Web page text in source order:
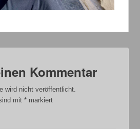
Kommentar
wird nicht veröffentlicht.
mit* markiert